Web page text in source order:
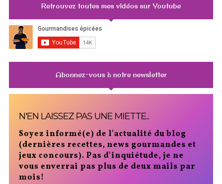
Retrouvez toutes mes vidéos sur Youtube
Abonnez-vous à notre newsletter
N'EN LAISSEZ PAS UNE MIETTE...
Soyez informé(e) de l'actualité du blog
(dernières recettes, news gourmandes et
jeux concours). Pas d'inquiétude, je ne
vous enverrai pas plus de deux mails par
mois!